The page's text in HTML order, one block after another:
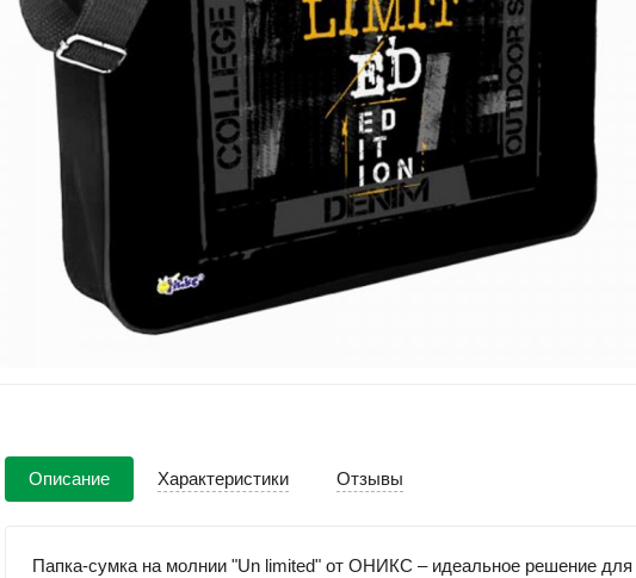
Описание Характеристики Отзывы
Папка-сумка на молнии "Un limited" от ОНИКС – идеальное решение для